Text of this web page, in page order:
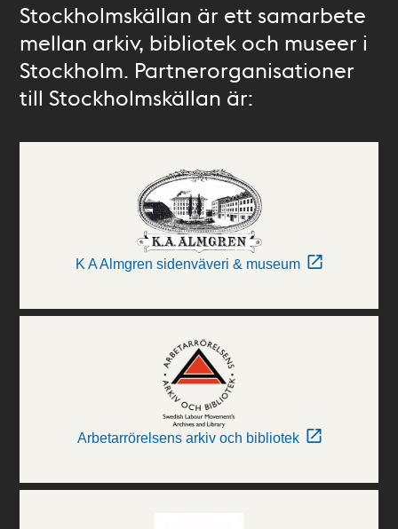
Stockholmskällan är ett samarbete
mellan arkiv, bibliotek och museer i
Stockholm. Partnerorganisationer
till Stockholmskällan är:
K A Almgren sidenväveri & museum
Arbetarrörelsens arkiv och bibliotek